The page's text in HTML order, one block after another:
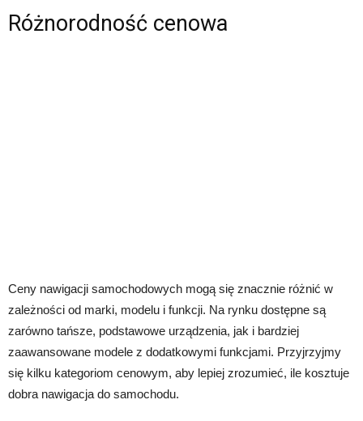
Różnorodność cenowa
Ceny nawigacji samochodowych mogą się znacznie różnić w
zależności od marki, modelu i funkcji. Na rynku dostępne są
zarówno tańsze, podstawowe urządzenia, jak i bardziej
zaawansowane modele z dodatkowymi funkcjami. Przyjrzyjmy
się kilku kategoriom cenowym, aby lepiej zrozumieć, ile kosztuje
dobra nawigacja do samochodu.